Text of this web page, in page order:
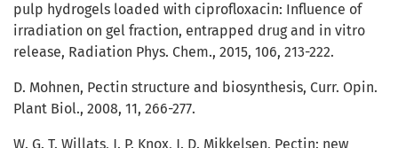
pulp hydrogels loaded with ciprofloxacin: Influence of
irradiation on gel fraction, entrapped drug and in vitro
release, Radiation Phys. Chem., 2015, 106, 213-222.
D. Mohnen, Pectin structure and biosynthesis, Curr. Opin.
Plant Biol., 2008, 11, 266-277.
W. G. T. Willats, J. P. Knox, J. D. Mikkelsen, Pectin: new